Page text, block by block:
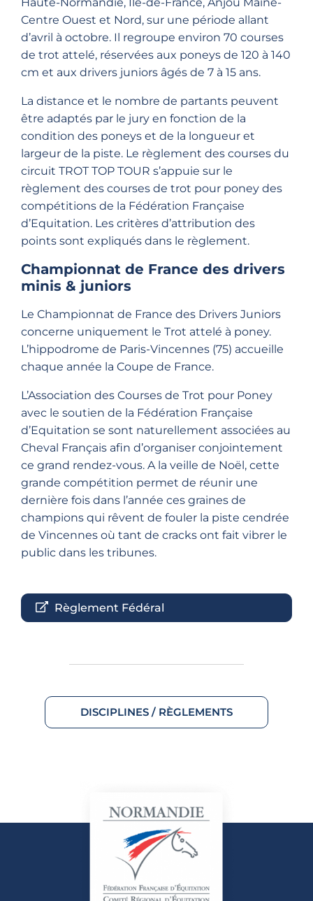
Centre Ouest et Nord, sur une période allant
d’avril à octobre. Il regroupe environ 70 courses
de trot attelé, réservées aux poneys de 120 à 140
cm et aux drivers juniors âgés de 7 à 15 ans.
La distance et le nombre de partants peuvent
être adaptés par le jury en fonction de la
condition des poneys et de la longueur et
largeur de la piste. Le règlement des courses du
circuit TROT TOP TOUR s’appuie sur le
règlement des courses de trot pour poney des
compétitions de la Fédération Française
d’Equitation. Les critères d’attribution des
points sont expliqués dans le règlement.
Championnat de France des drivers
minis & juniors
Le Championnat de France des Drivers Juniors
concerne uniquement le Trot attelé à poney.
L’hippodrome de Paris-Vincennes (75) accueille
chaque année la Coupe de France.
L’Association des Courses de Trot pour Poney
avec le soutien de la Fédération Française
d’Equitation se sont naturellement associées au
Cheval Français afin d’organiser conjointement
ce grand rendez-vous. A la veille de Noël, cette
grande compétition permet de réunir une
dernière fois dans l’année ces graines de
champions qui rêvent de fouler la piste cendrée
de Vincennes où tant de cracks ont fait vibrer le
public dans les tribunes.
Règlement Fédéral
DISCIPLINES / RÈGLEMENTS